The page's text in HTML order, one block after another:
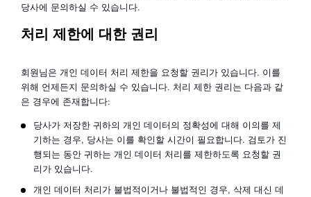
당사에 문의하실 수 있습니다.
처리 제한에 대한 권리
회원님은 개인 데이터 처리 제한을 요청할 권리가 있습니다. 이를
위해 언제든지 문의하실 수 있습니다. 처리 제한 권리는 다음과 같
은 경우에 존재합니다:
당사가 저장한 귀하의 개인 데이터의 정확성에 대해 이의를 제
기하는 경우, 당사는 이를 확인할 시간이 필요합니다. 검토가 진
행되는 동안 귀하는 개인 데이터 처리를 제한하도록 요청할 권
리가 있습니다.
개인 데이터 처리가 불법적이거나 불법적인 경우, 삭제 대신 데